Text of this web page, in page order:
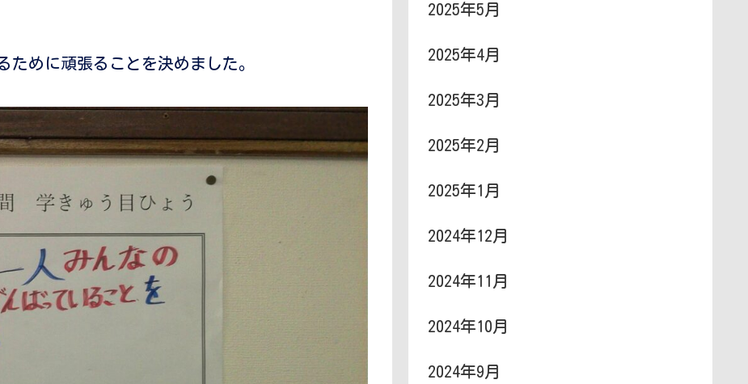
めに頑張ることを決めました。
2025年5月
2025年4月
2025年3月
2025年2月
2025年1月
2024年12月
2024年11月
2024年10月
2024年9月